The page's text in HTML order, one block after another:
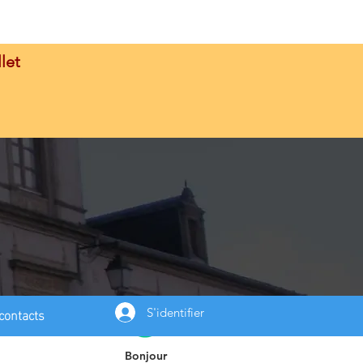
Bonjour
S'identifier